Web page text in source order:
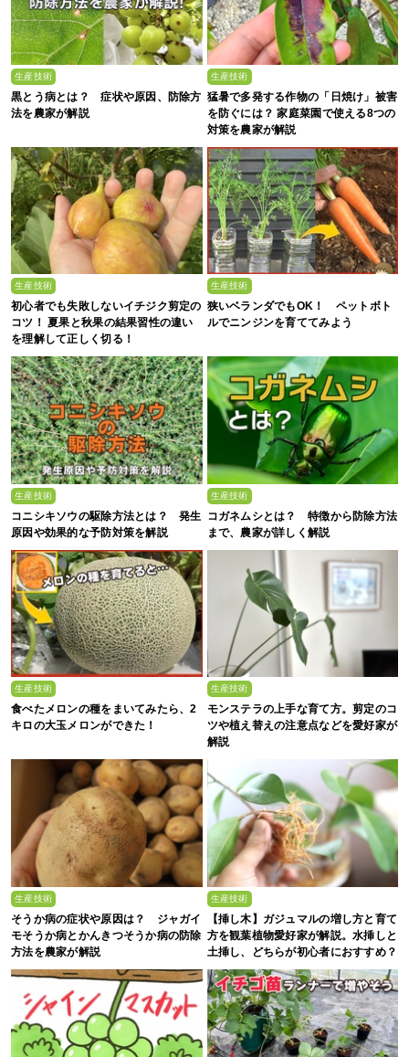
生産技術
黒とう病とは？ 症状や原因、防除方
法を農家が解説
生産技術
猛暑で多発する作物の「日焼け」被害
を防ぐには？ 家庭菜園で使える8つの
対策を農家が解説
生産技術
初心者でも失敗しないイチジク剪定の
コツ！ 夏果と秋果の結果習性の違い
を理解して正しく切る！
生産技術
狭いベランダでもOK！ ペットボト
ルでニンジンを育ててみよう
生産技術
コニシキソウの駆除方法とは？ 発生
原因や効果的な予防対策を解説
生産技術
コガネムシとは？ 特徴から防除方法
まで、農家が詳しく解説
生産技術
食べたメロンの種をまいてみたら、2
キロの大玉メロンができた！
生産技術
モンステラの上手な育て方。剪定のコ
ツや植え替えの注意点などを愛好家が
解説
生産技術
そうか病の症状や原因は？ ジャガイ
モそうか病とかんきつそうか病の防除
方法を農家が解説
生産技術
【挿し木】ガジュマルの増し方と育て
方を観葉植物愛好家が解説。水挿しと
土挿し、どちらが初心者におすすめ？